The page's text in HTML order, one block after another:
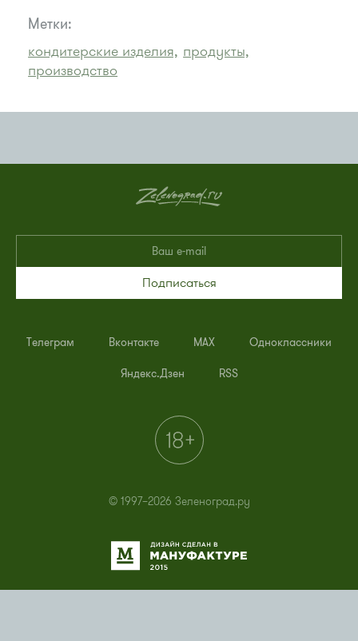
Метки:
кондитерские изделия, продукты,
производство
Подписаться
Телеграм Вконтакте MAX Одноклассники
Яндекс.Дзен RSS
© 1997–2026 Зеленоград.ру